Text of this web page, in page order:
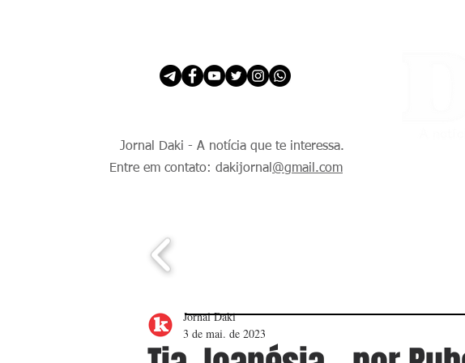
Jornal Daki - A notícia que te interessa.
Entre em contato: dakijornal @gmail.com
Jornal Daki
3 de mai. de 2023